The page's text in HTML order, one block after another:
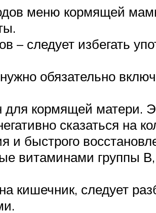
меню кормящей
– следует избегать
обязательно
кормящей матери.
сказаться на
и быстрого
витаминами группы
кишечник, следует